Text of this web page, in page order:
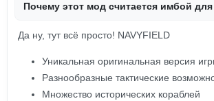
Почему этот мод считается имбой для
Да ну, тут всё просто! NAVYFIELD
Уникальная оригинальная версия
Разнообразные тактические
Множество исторических кораблей